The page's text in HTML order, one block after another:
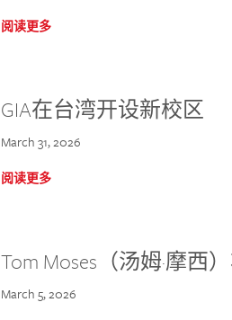
阅读更多
GIA在台湾开设新校区
March 31, 2026
阅读更多
Tom Moses（汤姆·摩西
March 5, 2026